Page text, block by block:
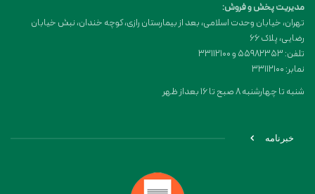
مدیریت پخش و فروش:
تهران، خیابان وحدت اسلامی، بعد از بیمارستان رازی، کوچه خندان، نبش خیابان
رضایی، پلاک ۶۶
تلفن: 55982353 و 33112100
نمابر: 33112100
شنبه تا چهارشنبه 8 صبح تا 16 بعداز ظهر
خبرنامه